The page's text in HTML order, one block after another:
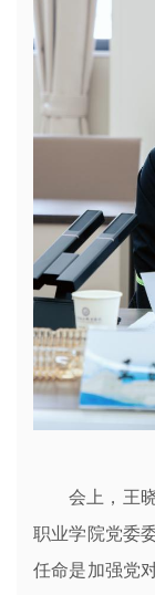
会上，王
职业学院党委
任命是加强党